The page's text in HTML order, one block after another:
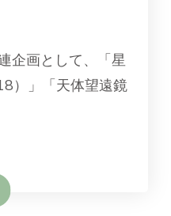
企画として、「星
）」「天体望遠鏡